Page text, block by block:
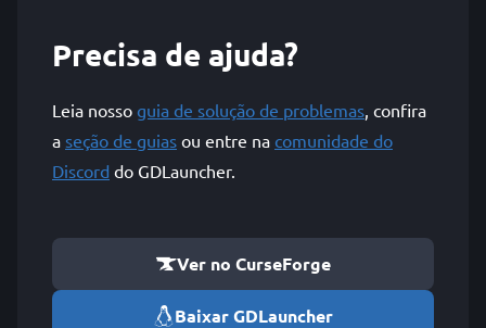
Precisa de ajuda?
Leia nosso guia de solução de problemas, confira
a seção de guias ou entre na comunidade do
Discord do GDLauncher.
Ver no CurseForge
Baixar GDLauncher